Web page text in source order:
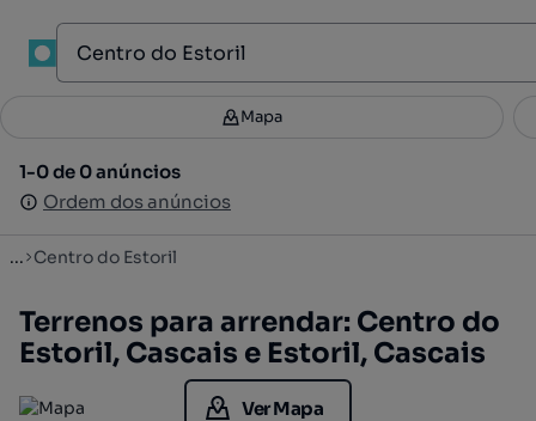
Filtros 3
1-0 de 0 anúncios
Ordem dos anúncios
Mapa
1-0 de 0 anúncios
Ordem dos anúncios
... Centro do Estoril
Terrenos para arrendar: Centro do
Estoril, Cascais e Estoril, Cascais
Ver Mapa